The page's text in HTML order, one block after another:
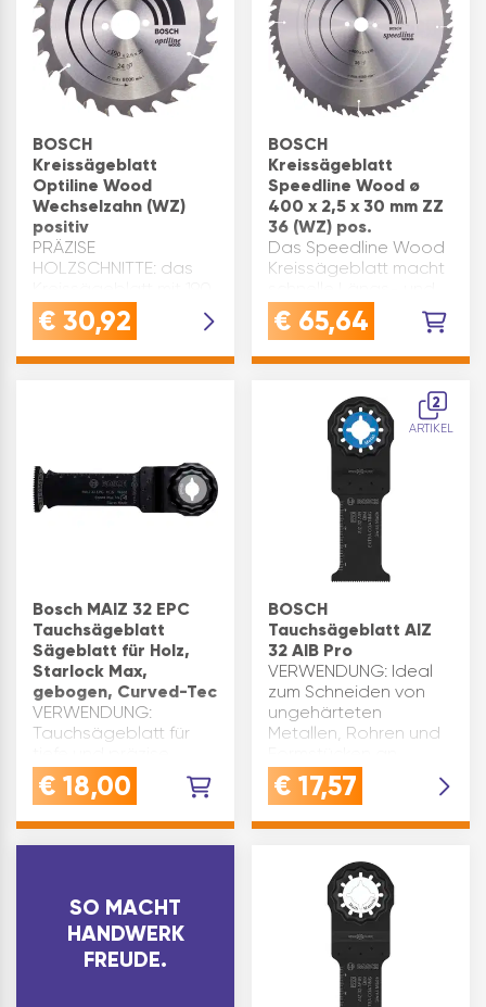
BOSCH
Kreissägeblatt
Optiline Wood
Wechselzahn (WZ)
positiv
PRÄZISE
HOLZSCHNITTE: das
mm Durchmesser und
24 Wechselzähnen
präzise Schnitte in
Reduzieru…
€ 30,92
BOSCH
Kreissägeblatt
Speedline Wood ø
400 x 2,5 x 30 mm ZZ
36 (WZ) pos.
Das Speedline Wood
Kreissägeblatt macht
Querschnitte in Holz
aller Art.
präzisionsgeschliffene
Hartmetallzähne
machen das Blatt
robust für schnelles
Schneiden. D…
€ 65,64
Bosch MAIZ 32 EPC
Tauchsägeblatt
Sägeblatt für Holz,
Starlock Max,
gebogen, Curved-Tec
VERWENDUNG:
Tauchsägeblatt für
Tauchschnitte in
HolzQUALITÄT:
Qualität, die Hand
Ermöglicht tiefe,
präzise und glatte
Tauchsch…
€ 18,00
2
ARTIKEL
BOSCH
Tauchsägeblatt AIZ
32 AIB Pro
VERWENDUNG: Ideal
zum Schneiden von
ungehärteten
Metallen, Rohren und
schwer zugänglichen
StellenQUALITÄT:
erhöhte Haltbarkeit
LebensdauerVORTEIL:
€ 17,57
SO MACHT
HANDWERK
FREUDE.